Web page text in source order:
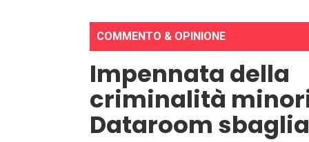
COMMENTO & OPINIONE
Impennata della
criminalità
Dataroom